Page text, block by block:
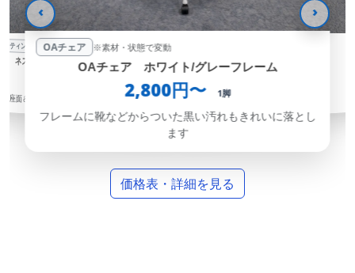
変動
座面＆背もたれ）
チェア ※素材・状態で変動
OAチェア ホワイト/グレーフレーム
2,800円〜
レームに靴などからついた黒い汚れもきれいに落とし
OAチェア ※素材・状態で変動
OAチェア（革・合皮）
3,000円〜 1脚
革を傷めない専用工程で対応
ソファ（1人掛け）
一人用ソファ（ロビーチェア等）
‹ ›
価格表・詳細を見る